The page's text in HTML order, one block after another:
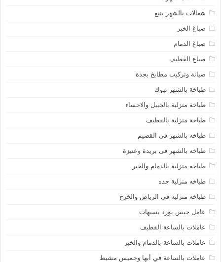
شغالات بالشهر ينبع
صباغ الخبر
صباغ الدمام
صباغ القطيف
صيانة وتركيب مطابخ بجدة
طباخة بالشهر تبوك
طباخة منزلية بالجبيل والاحساء
طباخة منزلية بالقطيف
طباخه بالشهر فى القصيم
طباخه بالشهر فى بريدة وعنيزة
طباخه منزلية بالدمام والخبر
طباخه منزلية جده
طباخه منزليه في الرياض والخرج
عامل جبس بورد بسيهات
عاملات بالساعة القطيف
عاملات بالساعة بالدمام والخبر
عاملات بالساعة في أبها وخميس مشيط